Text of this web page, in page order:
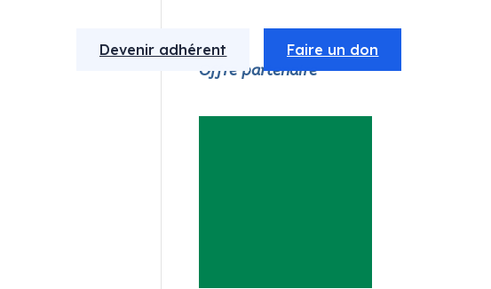
Devenir adhérent Faire un don
Offre partenaire